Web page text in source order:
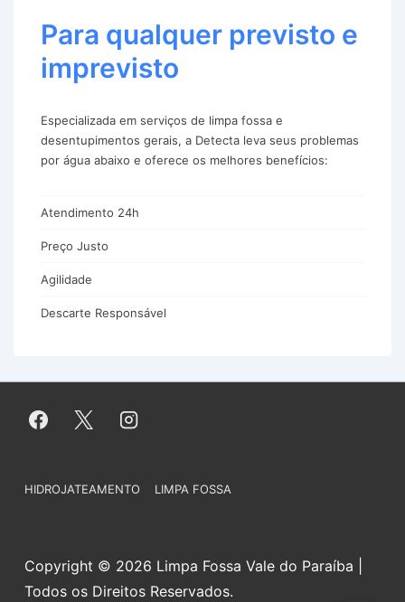
Para qualquer previsto e
imprevisto
Especializada em serviços de limpa fossa e
desentupimentos gerais, a Detecta leva seus problemas
por água abaixo e oferece os melhores benefícios:
Atendimento 24h
Preço Justo
Agilidade
Descarte Responsável
Menu
Rodapé
HIDROJATEAMENTO LIMPA FOSSA
Copyright © 2026 Limpa Fossa Vale do Paraíba |
Todos os Direitos Reservados.